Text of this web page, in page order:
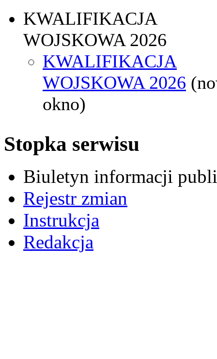
KWALIFIKACJA
WOJSKOWA 2026
KWALIFIKACJA
WOJSKOWA 2026
okno)
Stopka serwisu
Biuletyn informacji
Rejestr zmian
Instrukcja
Redakcja